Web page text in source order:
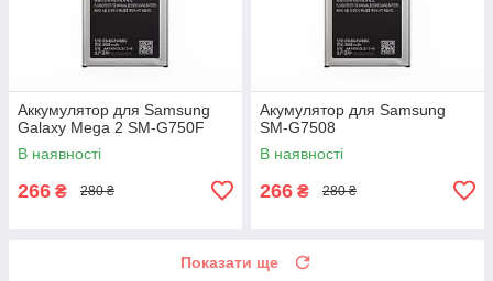
Аккумулятор для Samsung
Galaxy Mega 2 SM-G750F
В наявності
266 ₴ 280 ₴
Акумулятор для Samsung
SM-G7508
В наявності
266 ₴ 280 ₴
Показати ще